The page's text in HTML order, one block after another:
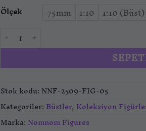
Ölçek 75mm 1:10 1:10 (Büst)
Gyomei - Demon Slayer adet
Stok kodu:NNF-2509-FIG-05
Kategoriler:Büstler,Koleksiyon
Marka:Nomnom Figures